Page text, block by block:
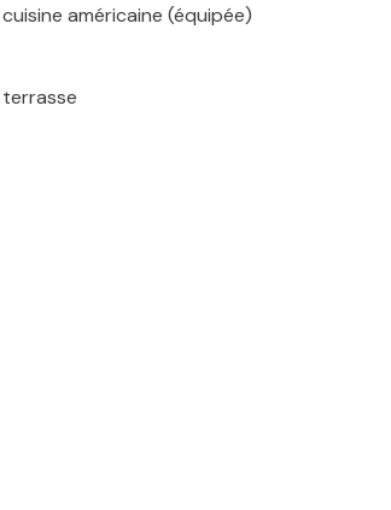
cuisine américaine (équipée)
terrasse